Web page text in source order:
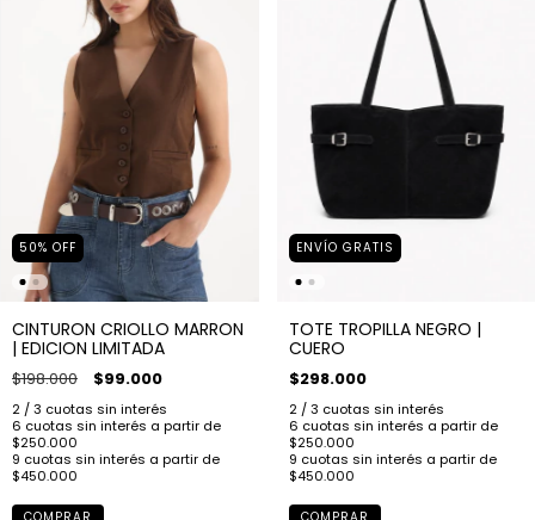
50% OFF
CINTURON CRIOLLO MARRON
| EDICION LIMITADA
$198.000 $99.000
ENVÍO GRATIS
TOTE TROPILLA NEGRO |
CUERO
$298.000